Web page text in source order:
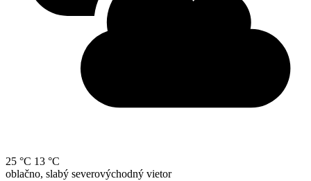
25 °C 13 °C
oblačno, slabý severovýchodný vietor